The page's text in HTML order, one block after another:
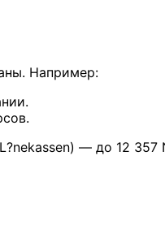
Например:
— до 12